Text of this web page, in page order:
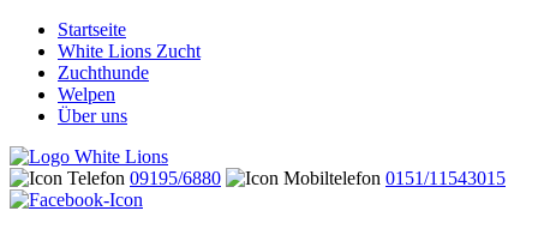
Startseite
White Lions Zucht
Zuchthunde
Welpen
Über uns
09195/6880 0151/11543015